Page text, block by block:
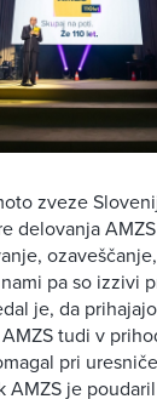
zveze
delovanja
pa so izzivi
je, da
tudi v
pri
AMZS je